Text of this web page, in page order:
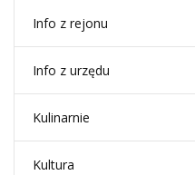
Info z rejonu
Info z urzędu
Kulinarnie
Kultura